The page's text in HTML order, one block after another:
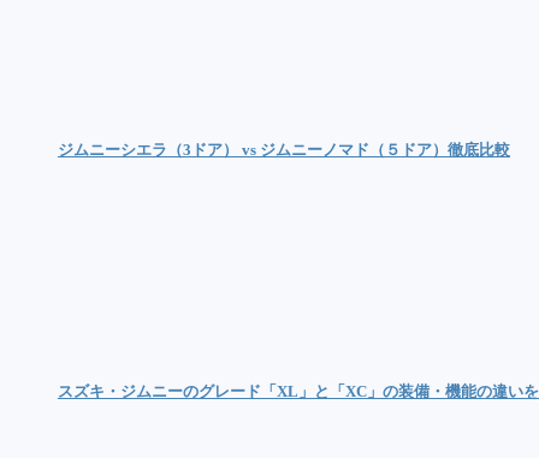
ジムニーシエラ（3ドア） vs ジムニーノマド（５ドア）徹底比較
スズキ・ジムニーのグレード「XL」と「XC」の装備・機能の違い